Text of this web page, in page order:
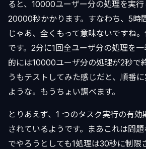
ると、10000ユーザー分の処理を実行
20000秒かかります。すなわち、5時
じゃあ、全くもって意味ないですね
です。2分に1回全ユーザ分の処理を
的には10000ユーザ分の処理が2秒で
うもテストしてみた感じだと、順番
ような。もうちょい調べます。
とりあえず、1 つのタスク実行の有
されているようです。まあこれは問
でやろうとしても1処理は30秒に制限